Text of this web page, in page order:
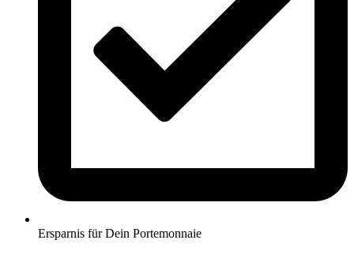
Ersparnis für Dein Portemonnaie